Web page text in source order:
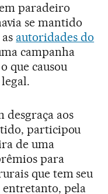
paradeiro
se mantido
autoridades do
campanha
que causou
desgraça aos
participou
de uma
para
que tem seu
entretanto, pela